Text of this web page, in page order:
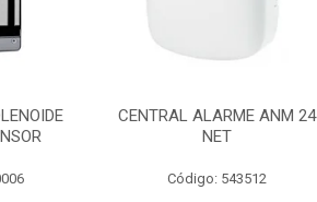
CENTRAL ALARME ANM 24
NET
Código: 543512